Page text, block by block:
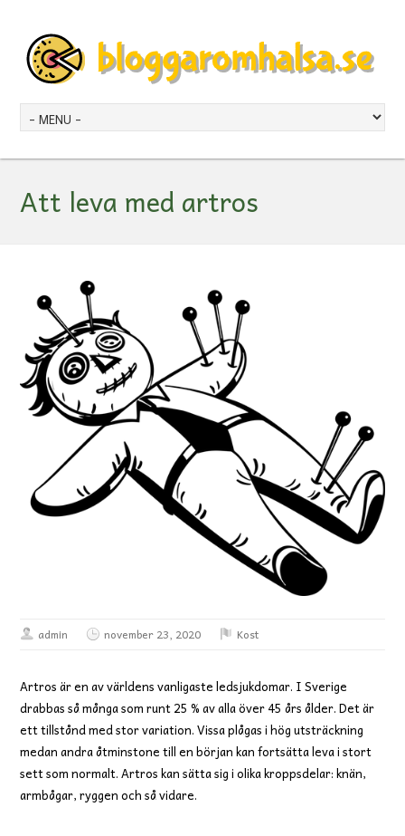
Att leva med artros
admin november 23, 2020 Kost
Artros är en av världens vanligaste ledsjukdomar. I Sverige
drabbas så många som runt 25 % av alla över 45 års ålder. Det är
ett tillstånd med stor variation. Vissa plågas i hög utsträckning
medan andra åtminstone till en början kan fortsätta leva i stort
sett som normalt. Artros kan sätta sig i olika kroppsdelar: knän,
armbågar, ryggen och så vidare.